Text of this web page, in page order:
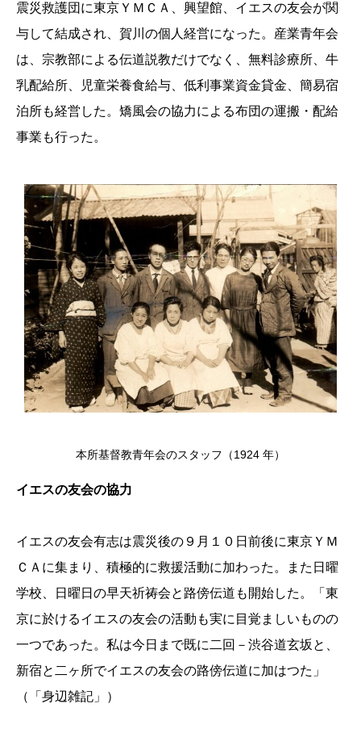
震災救護団に東京ＹＭＣＡ、興望館、イエスの友会が関
与して結成され、賀川の個人経営になった。産業青年会
は、宗教部による伝道説教だけでなく、無料診療所、牛
乳配給所、児童栄養食給与、低利事業資金貸金、簡易宿
泊所も経営した。矯風会の協力による布団の運搬・配給
事業も行った。
本所基督教青年会のスタッフ（1924 年）
イエスの友会の協力
イエスの友会有志は震災後の９月１０日前後に東京ＹＭ
ＣＡに集まり、積極的に救援活動に加わった。また日曜
学校、日曜日の早天祈祷会と路傍伝道も開始した。「東
京に於けるイエスの友会の活動も実に目覚ましいものの
一つであった。私は今日まで既に二回－渋谷道玄坂と、
新宿と二ヶ所でイエスの友会の路傍伝道に加はつた」
（「身辺雑記」）